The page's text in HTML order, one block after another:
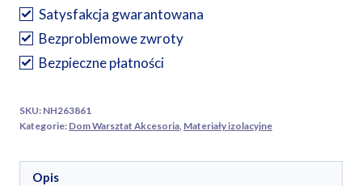
izolacyjnych
VDE
19
mm
20
Satysfakcja gwarantowana
Bezproblemowe zwroty
Bezpieczne płatności
SKU: NH263861
Kategorie: Dom Warsztat Akcesoria Materiały izolacyjne
Opis